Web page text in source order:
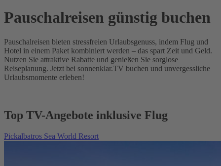
Pauschalreisen günstig buchen
Pauschalreisen bieten stressfreien Urlaubsgenuss, indem Flug und
Hotel in einem Paket kombiniert werden – das spart Zeit und Geld.
Nutzen Sie attraktive Rabatte und genießen Sie sorglose
Reiseplanung. Jetzt bei sonnenklar.TV buchen und unvergessliche
Urlaubsmomente erleben!
Top TV-Angebote inklusive Flug
Pickalbatros Sea World Resort